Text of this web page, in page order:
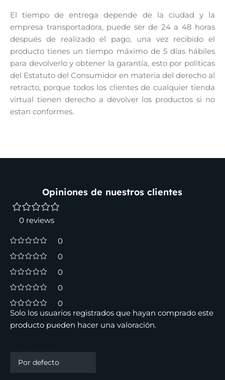
El tiempo de entrega depende de la ciudad y la
empresa transportadora, puede ser de 24 a 48 horas
después de realizado el pago, una vez recibido el
producto tienes un tiempo máximo de 5 días hábiles
para devolverlo y obtener la garantía, esto por politicas
del Estatuto del Consumidor en materia del derecho al
retracto, porque todos los clientes de cualquier tienda
virtual tienen derecho a devolver los productos si no
estan conformes.
Opiniones de nuestros clientes
0 reviews
0
0
0
0
0
Solo los usuarios registrados que hayan comprado este
producto pueden hacer una valoración.